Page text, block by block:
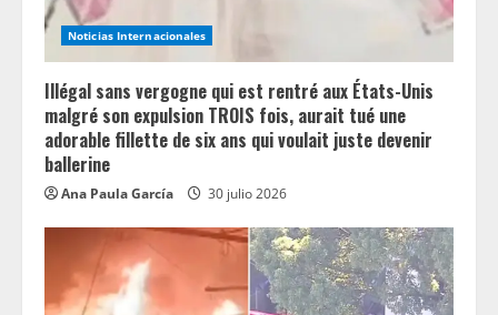
Noticias Internacionales
Illégal sans vergogne qui est rentré aux États-Unis
malgré son expulsion TROIS fois, aurait tué une
adorable fillette de six ans qui voulait juste devenir
ballerine
Ana Paula García 30 julio 2026